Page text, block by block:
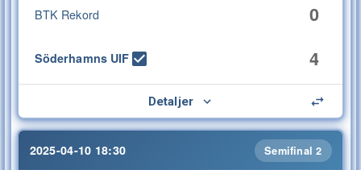
BTK Rekord 0
Söderhamns UIF 4
Detaljer
2025-04-10 18:30 Semifinal 2